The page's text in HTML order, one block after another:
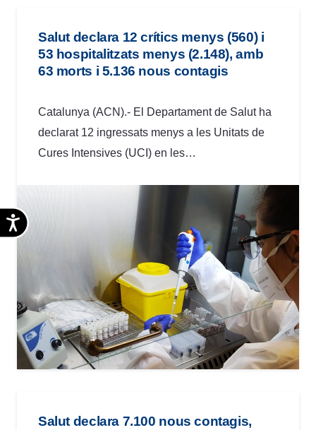
Accesibilidad
Salut declara 12 crítics menys (560) i
53 hospitalitzats menys (2.148), amb
63 morts i 5.136 nous contagis
Catalunya (ACN).- El Departament de Salut ha
declarat 12 ingressats menys a les Unitats de
Cures Intensives (UCI) en les…
Salut declara 7.100 nous contagis,